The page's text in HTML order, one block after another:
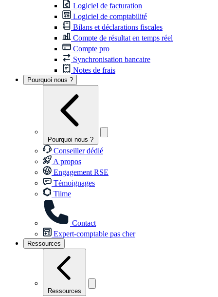
Logiciel de facturation
Logiciel de comptabilité
Bilans et déclarations fiscales
Compte de résultat en temps réel
Compte pro
Synchronisation bancaire
Notes de frais
Pourquoi nous ?
Pourquoi nous ?
Conseiller dédié
A propos
Engagement RSE
Témoignages
Tiime
Contact
Expert-comptable pas cher
Ressources
Ressources